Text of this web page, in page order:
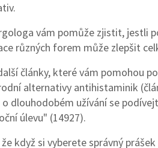
vám pomůže zjistit, jestli
různých forem může zlepšit
články, které vám pomohou
alternativy antihistaminik
dlouhodobém užívání se
úlevu" (14927).
když si vyberete správný